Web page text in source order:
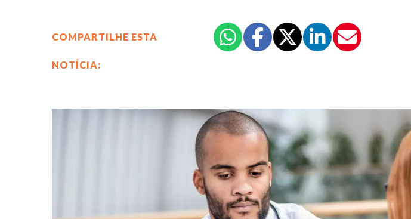
COMPARTILHE ESTA
NOTÍCIA: